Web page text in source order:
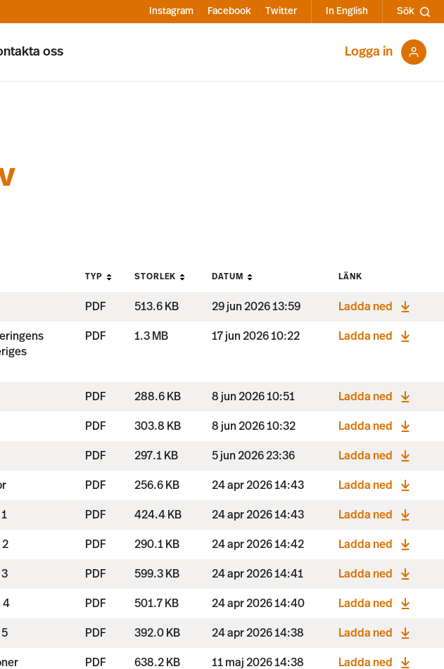
Instagram Facebook Twitter In English Sök
oss Logga in
TYP STORLEK DATUM LÄNK
PDF 513.6 KB 29 jun 2026 13:59 Ladda ned
PDF 1.3 MB 17 jun 2026 10:22 Ladda ned
PDF 288.6 KB 8 jun 2026 10:51 Ladda ned
PDF 303.8 KB 8 jun 2026 10:32 Ladda ned
PDF 297.1 KB 5 jun 2026 23:36 Ladda ned
PDF 256.6 KB 24 apr 2026 14:43 Ladda ned
PDF 424.4 KB 24 apr 2026 14:43 Ladda ned
2 PDF 290.1 KB 24 apr 2026 14:42 Ladda ned
PDF 599.3 KB 24 apr 2026 14:41 Ladda ned
4 PDF 501.7 KB 24 apr 2026 14:40 Ladda ned
PDF 392.0 KB 24 apr 2026 14:38 Ladda ned
PDF 638.2 KB 11 maj 2026 14:38 Ladda ned